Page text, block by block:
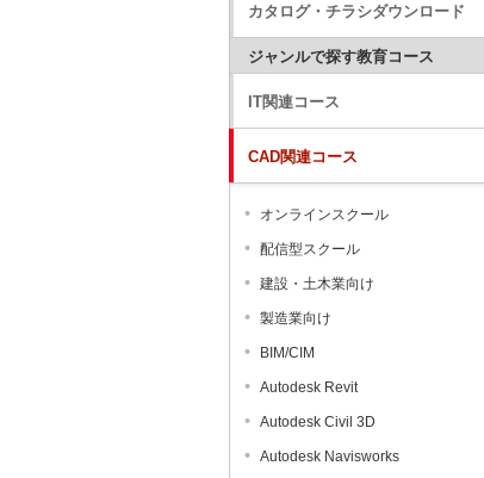
カタログ・チラシダウンロード
ジャンルで探す教育コース
IT関連コース
CAD関連コース
オンラインスクール
配信型スクール
建設・土木業向け
製造業向け
BIM/CIM
Autodesk Revit
Autodesk Civil 3D
Autodesk Navisworks